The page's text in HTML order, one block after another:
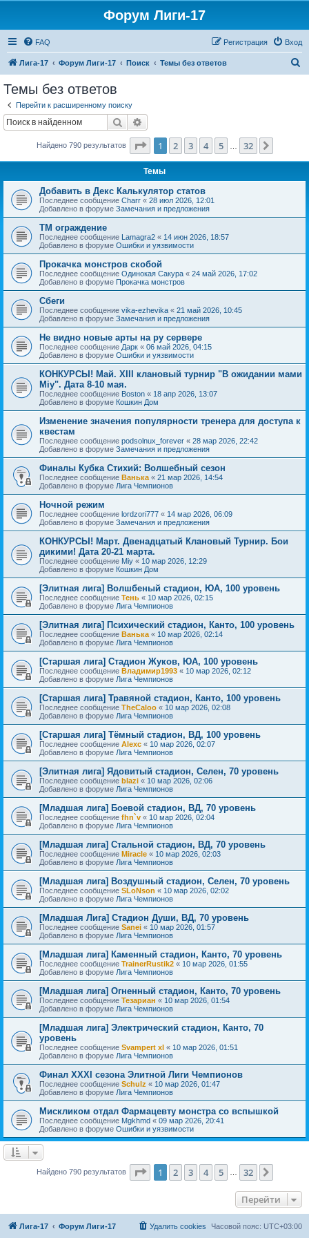
Форум Лиги-17
FAQ Вход
Регистрация
Лига-17 Форум Лиги-17 Поиск Темы без ответов
Темы без ответов
Перейти к расширенному поиску
Поиск
Найдено 790 результатов Страница из 32
1 2 3 4 5 32
Темы
Добавить в Декс Калькулятор статов
Последнее сообщение Charr « 28 июл 2026, 12:01
Добавлено в форуме Замечания и предложения
ТМ ограждение
Последнее сообщение Lamagra2 « 14 июн 2026, 18:57
Добавлено в форуме Ошибки и уязвимости
Прокачка монстров скобой
Последнее сообщение Одинокая Сакура « 24 май 2026, 17:02
Добавлено в форуме Прокачка монстров
Сбеги
Последнее сообщение vika-ezhevika « 21 май 2026, 10:45
Добавлено в форуме Замечания и предложения
Не видно новые арты на ру сервере
Последнее сообщение Дарк « 06 май 2026, 04:15
Добавлено в форуме Ошибки и уязвимости
КОНКУРСЫ! Май. XIII клановый турнир "В ожидании мами
Miy". Дата 8-10 мая.
Последнее сообщение Boston « 18 апр 2026, 13:07
Добавлено в форуме Кошкин Дом
Изменение значения популярности тренера для доступа к
квестам
Последнее сообщение podsolnux_forever « 28 мар 2026, 22:42
Добавлено в форуме Замечания и предложения
Финалы Кубка Стихий: Волшебный сезон
Последнее сообщение Ванька « 21 мар 2026, 14:54
Добавлено в форуме Лига Чемпионов
Ночной режим
Последнее сообщение lordzori777 « 14 мар 2026, 06:09
Добавлено в форуме Замечания и предложения
КОНКУРСЫ! Март. Двенадцатый Клановый Турнир. Бои
дикими! Дата 20-21 марта.
Последнее сообщение Miy « 10 мар 2026, 12:29
Добавлено в форуме Кошкин Дом
[Элитная лига] Волшбеный стадион, ЮА, 100 уровень
Последнее сообщение Тень « 10 мар 2026, 02:15
Добавлено в форуме Лига Чемпионов
[Элитная лига] Психический стадион, Канто, 100 уровень
Последнее сообщение Ванька « 10 мар 2026, 02:14
Добавлено в форуме Лига Чемпионов
[Старшая лига] Стадион Жуков, ЮА, 100 уровень
Последнее сообщение Владимир1993 « 10 мар 2026, 02:12
Добавлено в форуме Лига Чемпионов
[Старшая лига] Травяной стадион, Канто, 100 уровень
Последнее сообщение TheCaloo « 10 мар 2026, 02:08
Добавлено в форуме Лига Чемпионов
[Старшая лига] Тёмный стадион, ВД, 100 уровень
Последнее сообщение Alexс « 10 мар 2026, 02:07
Добавлено в форуме Лига Чемпионов
[Элитная лига] Ядовитый стадион, Селен, 70 уровень
Последнее сообщение blazi « 10 мар 2026, 02:06
Добавлено в форуме Лига Чемпионов
[Младшая лига] Боевой стадион, ВД, 70 уровень
Последнее сообщение fhn`v « 10 мар 2026, 02:04
Добавлено в форуме Лига Чемпионов
[Младшая лига] Стальной стадион, ВД, 70 уровень
Последнее сообщение Miracle « 10 мар 2026, 02:03
Добавлено в форуме Лига Чемпионов
[Младшая лига] Воздушный стадион, Селен, 70 уровень
Последнее сообщение SLoNson « 10 мар 2026, 02:02
Добавлено в форуме Лига Чемпионов
[Младшая Лига] Стадион Души, ВД, 70 уровень
Последнее сообщение Sanei « 10 мар 2026, 01:57
Добавлено в форуме Лига Чемпионов
[Младшая лига] Каменный стадион, Канто, 70 уровень
Последнее сообщение TrainerRustik2 « 10 мар 2026, 01:55
Добавлено в форуме Лига Чемпионов
[Младшая лига] Огненный стадион, Канто, 70 уровень
Последнее сообщение Тезариан « 10 мар 2026, 01:54
Добавлено в форуме Лига Чемпионов
[Младшая лига] Электрический стадион, Канто, 70
уровень
Последнее сообщение Svampert xl « 10 мар 2026, 01:51
Добавлено в форуме Лига Чемпионов
Финал XXXI сезона Элитной Лиги Чемпионов
Последнее сообщение Schulz « 10 мар 2026, 01:47
Добавлено в форуме Лига Чемпионов
Мискликом отдал Фармацевту монстра со вспышкой
Последнее сообщение Mgkhmd « 09 мар 2026, 20:41
Добавлено в форуме Ошибки и уязвимости
Найдено 790 результатов Страница из 32
1 2 3 4 5 32
Перейти
Лига-17 Форум Лиги-17 Часовой пояс: UTC+03:00
Удалить cookies